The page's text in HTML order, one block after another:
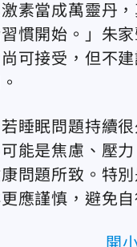
激素當成萬靈丹
慣開始。」朱
可接受，但不
睡眠問題持續
能是焦慮、壓
問題所致。特
應謹慎，避免自
開